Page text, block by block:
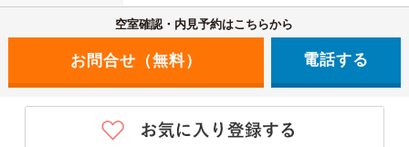
空室確認・内見予約はこちらから
電話する